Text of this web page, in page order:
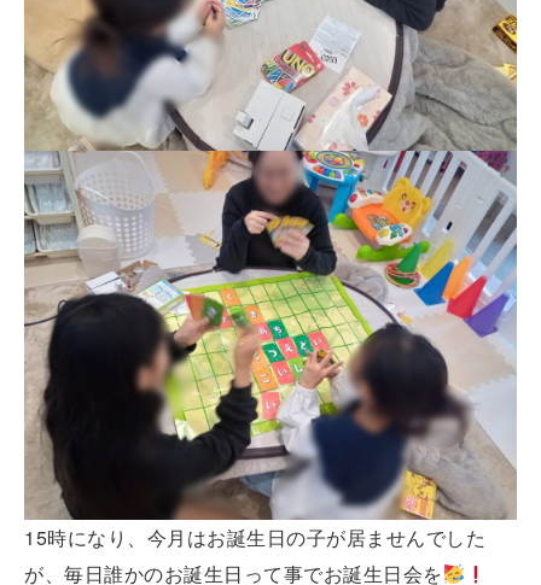
15時になり、今月はお誕生日の子が居ませんでした
が、毎日誰かのお誕生日って事でお誕生日会を